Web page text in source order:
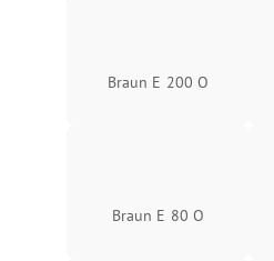
Braun E 200 O
Braun E 80 O